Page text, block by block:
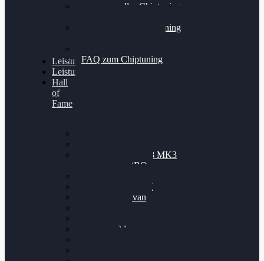
Professionelles Chiptuning
Professionelles Chiptuning
FAQ zum Chiptuning
Leistungsmessung
Leistungsprüfstand
Hall
of
Fame
Nissan GT-R35 3.8 MK3
V6 TWINTURBO
VW Passat 2.0TDI
VW T6 Multivan
BMW 120d